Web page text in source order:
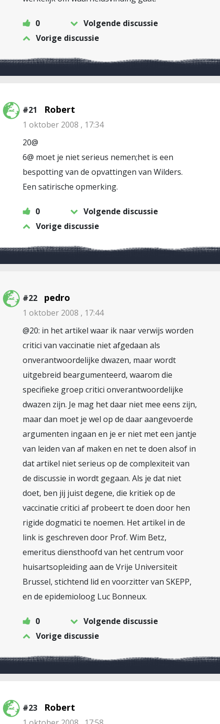
0
Volgende discussie
Vorige discussie
#21 Robert
1 oktober 2008 , 17:34
20@
6@ moet je niet serieus nemen;het is een
bespotting van de opvattingen van Wilders.
Een satirische opmerking.
0
Volgende discussie
Vorige discussie
#22 pedro
1 oktober 2008 , 17:44
@20: in het artikel waar ik naar verwijs worden
critici van vaccinatie niet afgedaan als
onverantwoordelijke dwazen, maar wordt
uitgebreid beargumenteerd, waarom die
specifieke groep critici onverantwoordelijke
dwazen zijn. Je mag het daar niet mee eens zijn,
maar dan moet je wel op de daar aangevoerde
argumenten ingaan en je er niet met een jantje
van leiden van af maken en net te doen alsof in
dat artikel niet serieus op de complexiteit van
de discussie in wordt gegaan. Als je dat niet
doet, ben jij juist degene, die kritiek op de
vaccinatie critici af probeert te doen door hen
rigide dogmatici te noemen. Het artikel in de
link is geschreven door Prof. Wim Betz,
emeritus diensthoofd van het centrum voor
huisartsopleiding aan de Vrije Universiteit
Brussel, stichtend lid en voorzitter van SKEPP,
en de epidemioloog Luc Bonneux.
0
Volgende discussie
Vorige discussie
#23 Robert